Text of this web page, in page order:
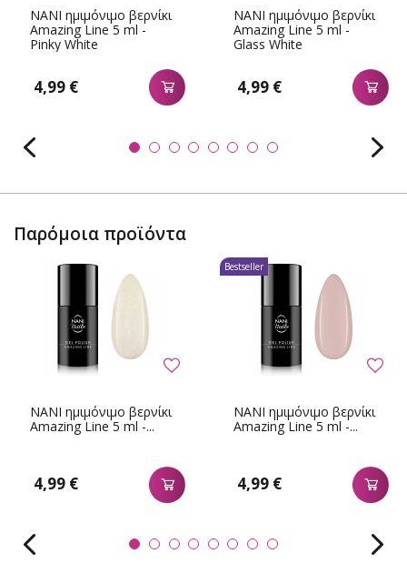
NANI ημιμόνιμο βερνίκι
Amazing Line 5 ml -
Pinky White
4,99 €
NANI ημιμόνιμο βερνίκι
Amazing Line 5 ml -
Glass White
4,99 €
Παρόμοια προϊόντα
NANI ημιμόνιμο βερνίκι
Amazing Line 5 ml -...
4,99 €
NANI ημιμόνιμο βερνίκι
Amazing Line 5 ml -...
4,99 €
Bestseller